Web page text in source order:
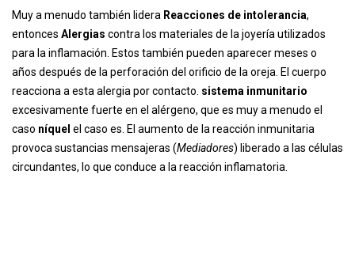
Muy a menudo también lidera Reacciones de intolerancia,
entonces Alergias contra los materiales de la joyería utilizados
para la inflamación. Estos también pueden aparecer meses o
años después de la perforación del orificio de la oreja. El cuerpo
reacciona a esta alergia por contacto. sistema inmunitario
excesivamente fuerte en el alérgeno, que es muy a menudo el
caso níquel el caso es. El aumento de la reacción inmunitaria
provoca sustancias mensajeras (Mediadores) liberado a las células
circundantes, lo que conduce a la reacción inflamatoria.